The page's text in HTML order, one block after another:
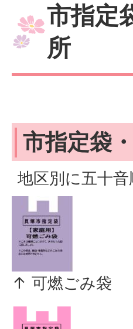
市指定
所
市指定袋
地区別に五十
↑ 可燃ごみ袋